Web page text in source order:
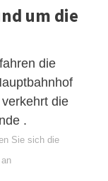
um die
die
die
.
Sie sich die